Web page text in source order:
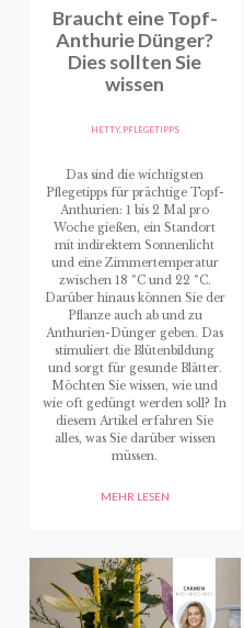
Braucht eine Topf-
Anthurie Dünger?
Dies sollten Sie
wissen
HETTY, PFLEGETIPPS
Das sind die wichtigsten
Pflegetipps für prächtige Topf-
Anthurien: 1 bis 2 Mal pro
Woche gießen, ein Standort
mit indirektem Sonnenlicht
und eine Zimmertemperatur
zwischen 18 °C und 22 °C.
Darüber hinaus können Sie der
Pflanze auch ab und zu
Anthurien-Dünger geben. Das
stimuliert die Blütenbildung
und sorgt für gesunde Blätter.
Möchten Sie wissen, wie und
wie oft gedüngt werden soll? In
diesem Artikel erfahren Sie
alles, was Sie darüber wissen
müssen.
MEHR LESEN